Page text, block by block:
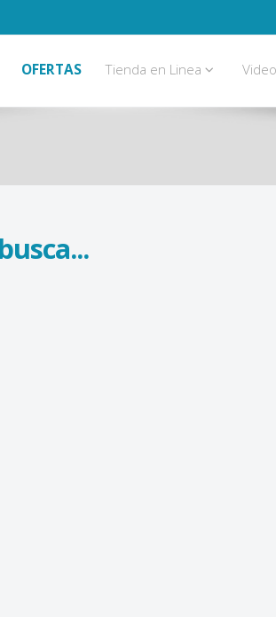
OFERTAS Tienda en Linea Video